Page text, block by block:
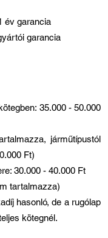
év garancia
garancia
35.000 - 50.000
járműtípustól
Ft)
30.000 - 40.000 Ft
tartalmazza)
hasonló, de a rugólap
kötegnél.